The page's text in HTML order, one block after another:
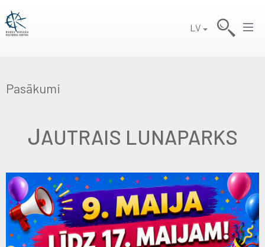
LV
Pasākumi
JAUTRAIS LUNAPARKS